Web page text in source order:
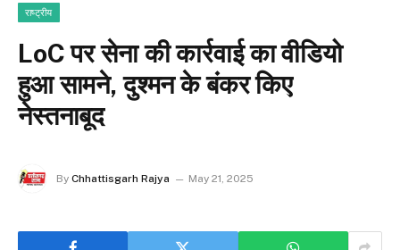
राष्ट्रीय
LoC पर सेना की कार्रवाई का वीडियो
हुआ सामने, दुश्मन के बंकर किए
नेस्तनाबूद
By Chhattisgarh Rajya May 21, 2025